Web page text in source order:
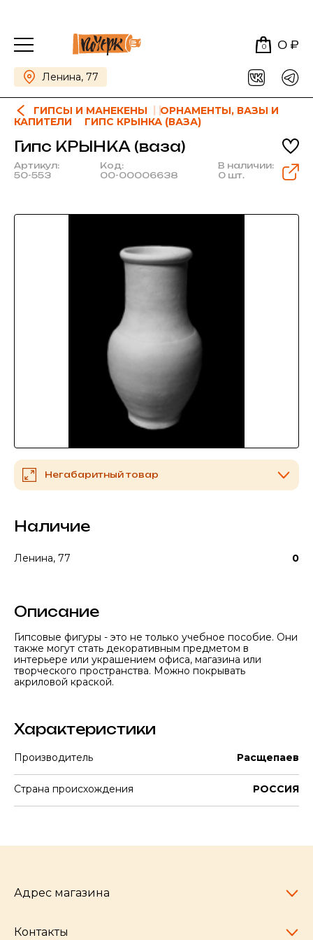
0 0 ₽
Ленина, 77
ГИПСЫ И МАНЕКЕНЫ
ОРНАМЕНТЫ, ВАЗЫ И
КАПИТЕЛИ
ГИПС КРЫНКА (ВАЗА)
Гипс КРЫНКА (ваза)
Артикул:
50-553
Код:
00-00006638
В наличии:
0 шт.
Негабаритный товар
Наличие
Ленина, 77 0
Описание
Гипсовые фигуры - это не только учебное пособие. Они
также могут стать декоративным предметом в
интерьере или украшением офиса, магазина или
творческого пространства. Можно покрывать
акриловой краской.
Характеристики
Производитель Расщепаев
Страна происхождения РОССИЯ
Адрес магазина
Челябинск,
Контакты